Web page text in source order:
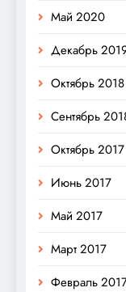
Май 2020
Декабрь
Октябрь 2018
Сентябрь
Октябрь 2017
Июнь 2017
Май 2017
Март 2017
Февраль